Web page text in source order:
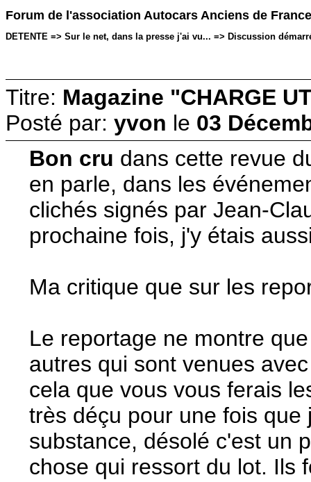
Forum de l'association Autocars Anciens de France
DETENTE => Sur le net, dans la presse j'ai vu... => Discussion
Titre: Magazine "CHARGE
Posté par: yvon le 03
Bon cru dans cette revue
en parle, dans les
clichés signés par Jean-
prochaine fois, j'y étais
Ma critique que sur les
Le reportage ne montre
autres qui sont venues
cela que vous vous ferais
très déçu pour une fois
substance, désolé c'est un
chose qui ressort du lot. Ils